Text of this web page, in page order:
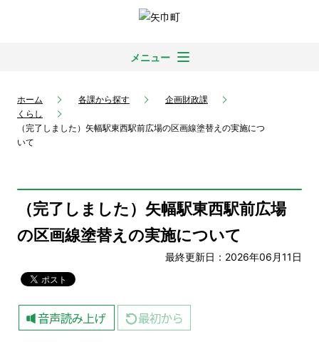
メニュー
ホーム 各課から探す
企画財政課
くらし
（完了しました）矢幅駅東西駅前広場の区画線塗替えの実施につ
いて
（完了しました）矢幅駅東西駅前広場
の区画線塗替えの実施について
最終更新日：2026年06月11日